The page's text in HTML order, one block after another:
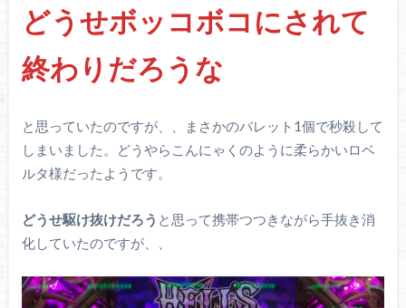
どうせボッコボコにされて
終わりだろうな
と思っていたのですが、、まさかのバレット1個で秒殺して
しまいました。どうやらこんにゃくのように柔らかいロベ
ルタ様だったようです。
どうせ駆け抜けだろう と思って携帯つつきながら手抜き消
化していたのですが、、